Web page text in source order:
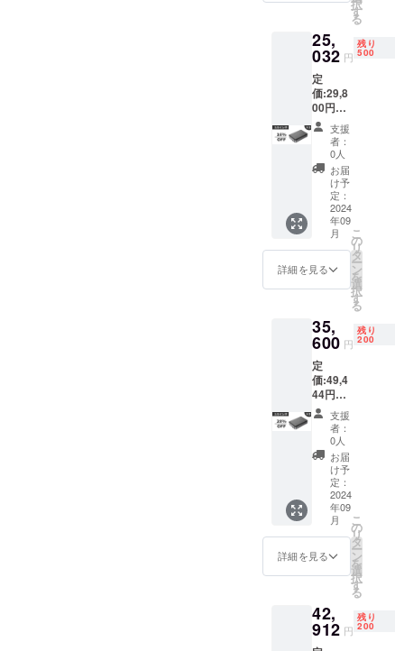
れてい
ませ
ん。ご
自身で
別途ご
用意く
ださ
い。
LAN
ル×1 ・
USB
Type C
ケーブ
ル×1 ・
電源ア
ダプ
ター×1
・日本
語取扱
説明書
×1 ・
パッ
ケージ
製品に
はハー
れてい
ませ
ん。ご
自身で
別途ご
用意く
ださ
い。
択
す
る
25,
032 円
残り
500
定
価:29,8
00円
（税
込） ※
送料無
料（日
本国内
限定）
内容
物： ・
本体
（3.5イ
ンチ）
×1 ・
LAN
ル×1 ・
USB
Type C
ケーブ
ル×1 ・
電源ア
ダプ
ター×1
・日本
語取扱
説明書
×1 ・
パッ
ケージ
製品に
はハー
れてい
ませ
ん。ご
支援
者：
0人
お届
け予
定：
2024
年09
月
詳細を見る
こ
の
リ
タ
ー
ン
を
選
択
す
る
35,
600 円
残り
200
定
価:49,4
44円
（税
込） ※
送料無
料（日
本国内
限定）
内容
物： ・
本体
（2.5イ
ンチ）
×2 ・
LAN
ル×2 ・
USB
Type C
支援
者：
0人
お届
け予
定：
2024
年09
月
詳細を見る
こ
の
リ
タ
ー
ン
を
選
択
す
る
42,
912 円
残り
200